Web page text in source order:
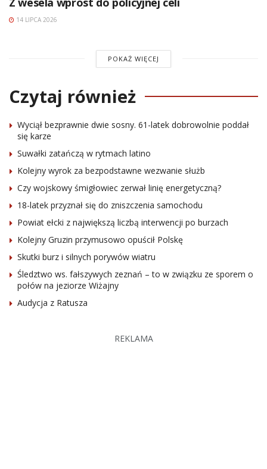
14 LIPCA 2026
POKAŻ WIĘCEJ
Czytaj również
Wyciął bezprawnie dwie sosny. 61-latek dobrowolnie poddał
się karze
Suwałki zatańczą w rytmach latino
Kolejny wyrok za bezpodstawne wezwanie służb
Czy wojskowy śmigłowiec zerwał linię energetyczną?
18-latek przyznał się do zniszczenia samochodu
Powiat ełcki z największą liczbą interwencji po burzach
Kolejny Gruzin przymusowo opuścił Polskę
Skutki burz i silnych porywów wiatru
Śledztwo ws. fałszywych zeznań – to w związku ze sporem o
połów na jeziorze Wiżajny
Audycja z Ratusza
REKLAMA